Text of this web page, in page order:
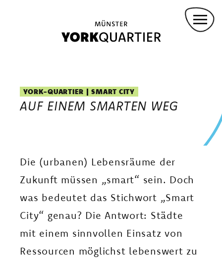
PROJEKTBETEILIGTE
ANMIETUNG FÜR VERANSTALTUNGEN
KONVOY-STÜTZPUNKT
GREMMENDORF ZENTRUM
YORKPARK
PANZERHALLEN
VIELFALT LEBEN
WOHNEN IM EIGENEN HAUS
AM LANDSCHAFTSPARK YORK
YORK-QUARTIER | SMART CITY
AUF EINEM SMARTEN WEG
Die (urbanen) Lebensräume der
Zukunft müssen „smart“ sein. Doch
was bedeutet das Stichwort „Smart
City“ genau? Die Antwort: Städte
mit einem sinnvollen Einsatz von
Ressourcen möglichst lebenswert zu